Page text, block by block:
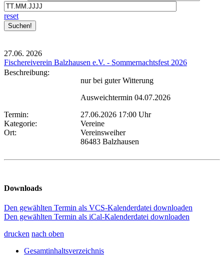
reset
27.06. 2026
Fischereiverein Balzhausen e.V. - Sommernachtsfest 2026
Beschreibung:
nur bei guter Witterung
Ausweichtermin 04.07.2026
Termin:
27.06.2026 17:00 Uhr
Kategorie:
Vereine
Ort:
Vereinsweiher
86483 Balzhausen
Downloads
Den gewählten Termin als VCS-Kalenderdatei downloaden
Den gewählten Termin als iCal-Kalenderdatei downloaden
drucken nach oben
Gesamtinhaltsverzeichnis